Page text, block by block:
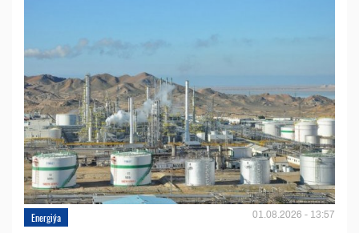
Energiýa 01.08.2026 - 13:57